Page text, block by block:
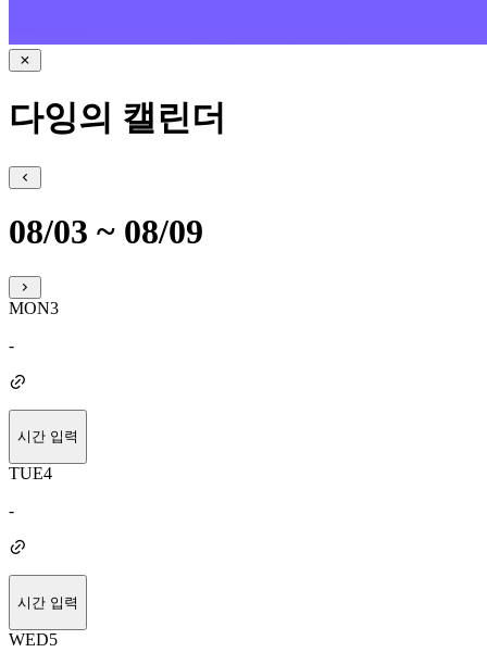
다잉의 캘린더
08/03 ~ 08/09
MON3
-
시간 입력
TUE4
-
시간 입력
WED5